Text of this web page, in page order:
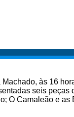
Machado, às 16
seis
O Camaleão e